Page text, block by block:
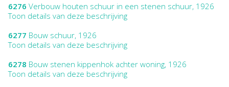
6276 Verbouw houten schuur in een stenen schuur, 1926
Toon details van deze beschrijving
6277 Bouw schuur, 1926
Toon details van deze beschrijving
6278 Bouw stenen kippenhok achter woning, 1926
Toon details van deze beschrijving